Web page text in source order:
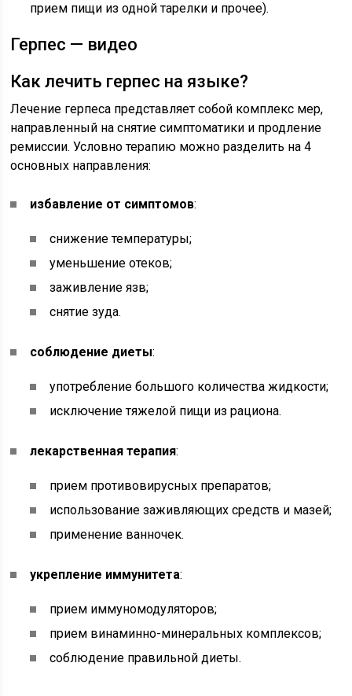
прием пищи из одной тарелки и прочее).
Герпес — видео
Как лечить герпес на языке?
Лечение герпеса представляет собой комплекс мер,
направленный на снятие симптоматики и продление
ремиссии. Условно терапию можно разделить на 4
основных направления:
избавление от симптомов:
снижение температуры;
уменьшение отеков;
заживление язв;
снятие зуда.
соблюдение диеты:
употребление большого количества жидкости;
исключение тяжелой пищи из рациона.
лекарственная терапия:
прием противовирусных препаратов;
использование заживляющих средств и мазей;
применение ванночек.
укрепление иммунитета:
прием иммуномодуляторов;
прием винаминно-минеральных комплексов;
соблюдение правильной диеты.